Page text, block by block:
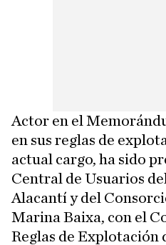
Actor en el
en sus reglas de
actual cargo, ha sido
Central de Usuarios
Alacantí y del
Marina Baixa, con el
Reglas de Explotación